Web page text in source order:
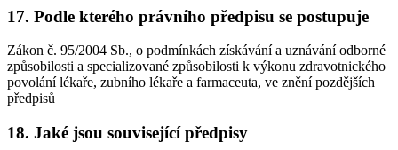
17. Podle kterého právního předpisu se postupuje
Zákon č. 95/2004 Sb., o podmínkách získávání a uznávání odborné
způsobilosti a specializované způsobilosti k výkonu zdravotnického
povolání lékaře, zubního lékaře a farmaceuta, ve znění pozdějších
předpisů
18. Jaké jsou související předpisy